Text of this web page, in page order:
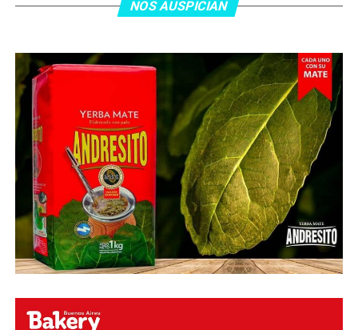
minutos, tras un tiro libre donde volvió a responder mal
Fuente:
NOS AUSPICIAN